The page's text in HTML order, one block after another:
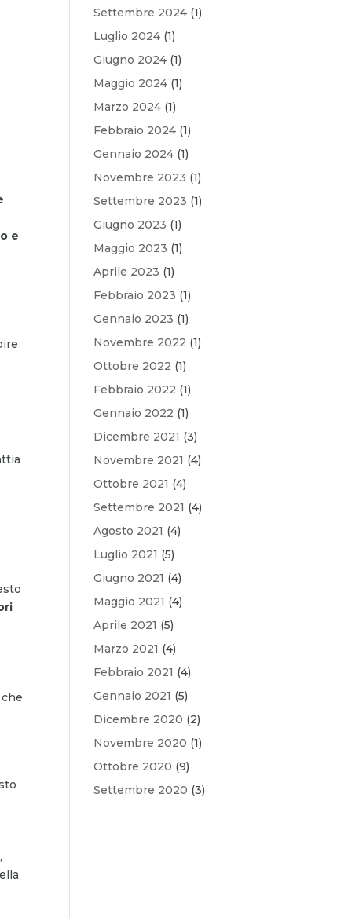
e
Settembre 2024 (1)
Luglio 2024 (1)
Giugno 2024 (1)
Maggio 2024 (1)
Marzo 2024 (1)
Febbraio 2024 (1)
Gennaio 2024 (1)
Novembre 2023 (1)
Settembre 2023 (1)
Giugno 2023 (1)
Maggio 2023 (1)
Aprile 2023 (1)
Febbraio 2023 (1)
Gennaio 2023 (1)
Novembre 2022 (1)
Ottobre 2022 (1)
Febbraio 2022 (1)
Gennaio 2022 (1)
Dicembre 2021 (3)
Novembre 2021 (4)
Ottobre 2021 (4)
Settembre 2021 (4)
Agosto 2021 (4)
Luglio 2021 (5)
Giugno 2021 (4)
Maggio 2021 (4)
Aprile 2021 (5)
Marzo 2021 (4)
Febbraio 2021 (4)
Gennaio 2021 (5)
Dicembre 2020 (2)
Novembre 2020 (1)
Ottobre 2020 (9)
Settembre 2020 (3)